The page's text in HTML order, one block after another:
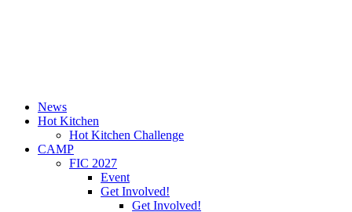
News
Hot Kitchen
Hot Kitchen Challenge
CAMP
FIC 2027
Event
Get Involved!
Get Involved!